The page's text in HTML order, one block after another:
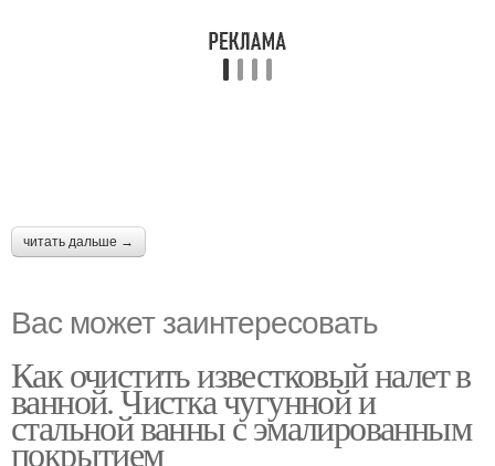
читать дальше →
Вас может заинтересовать
Как очистить известковый налет в
ванной. Чистка чугунной и
стальной ванны с эмалированным
покрытием